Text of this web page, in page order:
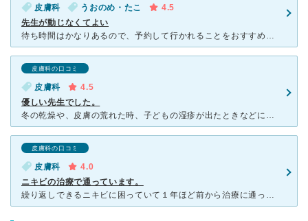
皮膚科 うおのめ・たこ
4.5
先生が動じなくてよい
待ち時間はかなりあるので、予約して行かれることをおすすめします。ネットで予約出来ると思います。 先生は、安心してみていだだけるので、おすすめします。 怒ったり、驚いたりせずに、じっくり見ていただけ
皮膚科の口コミ
皮膚科
4.5
優しい先生でした。
冬の乾燥や、皮膚の荒れた時、子どもの湿疹が出たときなどにお世話になっています。 先生や看護師さん、受付の方もみなさん優しいです。 待ち時間が長く、土曜は特に混みますがネット予約がとても便利です
皮膚科の口コミ
皮膚科
4.0
ニキビの治療で通っています。
繰り返しできるニキビに困っていて１年ほど前から治療に通っています。 受付の女性、男性の先生、看護師さんともに感じがいいので 通院しています。 通い始めて、処方された塗り薬を使うようになっ